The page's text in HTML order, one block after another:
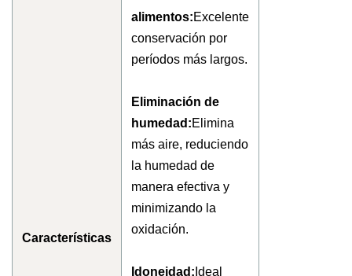
Características
alimentos:Excelente
conservación por
períodos más largos.
Eliminación de
humedad:Elimina
más aire, reduciendo
la humedad de
manera efectiva y
minimizando la
oxidación.
Idoneidad: Ideal